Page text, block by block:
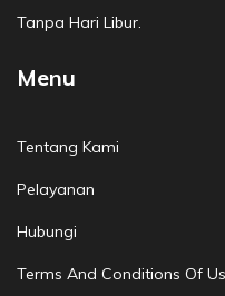
Tanpa Hari Libur.
Menu
Tentang Kami
Pelayanan
Hubungi
Terms And Conditions Of